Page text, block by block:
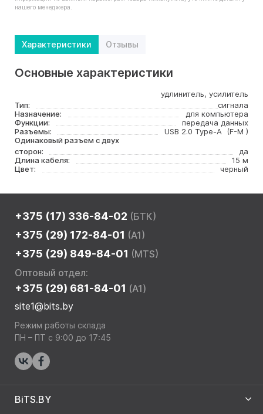
нашего менеджера.
Характеристики Отзывы
Основные характеристики
Тип:
удлинитель, усилитель
сигнала
Назначение:
для компьютера
Функции:
передача данных
Разъемы:
USB 2.0 Type-A (F-M )
Одинаковый разъем с двух
сторон:
да
Длина кабеля:
15 м
Цвет:
черный
+375 (17) 336-84-02 (БТК)
+375 (29) 172-84-01 (A1)
+375 (29) 849-84-01 (MTS)
Оптовый отдел:
+375 (29) 681-84-01 (A1)
site1@bits.by
Режим работы склада
ПН – ПТ с 9:00 до 17:45
BiTS.BY